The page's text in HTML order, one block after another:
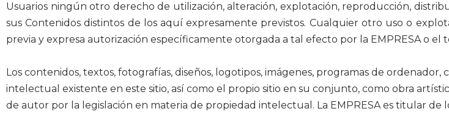
Usuarios ningún otro derecho de utilización, alteración, explotación, reproducción,
sus Contenidos distintos de los aquí expresamente previstos. Cualquier otro uso o
previa y expresa autorización específicamente otorgada a tal efecto por la EMPRESA o
Los contenidos, textos, fotografías, diseños, logotipos, imágenes, programas de
intelectual existente en este sitio, así como el propio sitio en su conjunto, como obra
de autor por la legislación en materia de propiedad intelectual. La EMPRESA es titular de